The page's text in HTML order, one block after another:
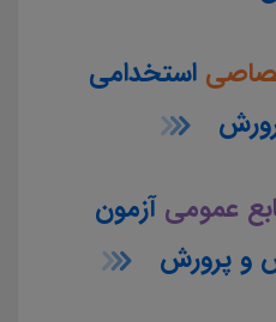
استخدامی
عمومی آزمون
و پرورش